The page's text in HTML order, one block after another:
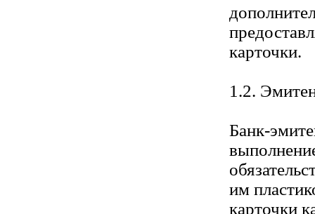
карточки.
1.2.
Банк-
им
карточки